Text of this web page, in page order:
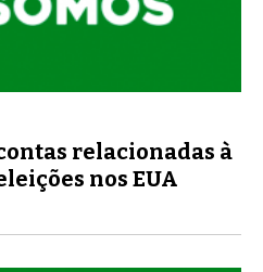
relacionadas à
nos EUA